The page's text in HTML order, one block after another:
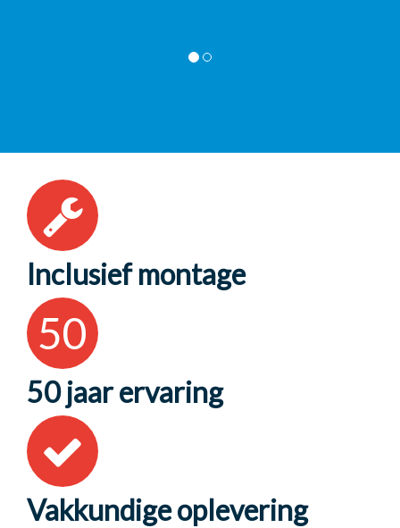
Inclusief montage
50
50 jaar ervaring
Vakkundige oplevering